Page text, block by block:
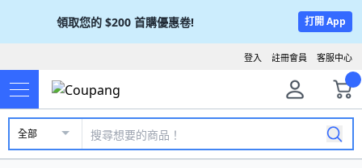
領取您的 $200 首購優惠卷! 打開 App
客服中心
註冊會員
登入
全部